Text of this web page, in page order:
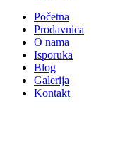
Početna
Prodavnica
O nama
Isporuka
Blog
Galerija
Kontakt